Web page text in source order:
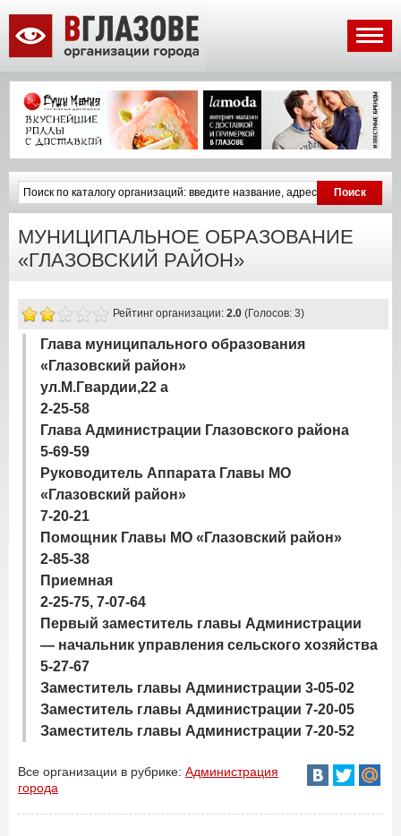
МУНИЦИПАЛЬНОЕ ОБРАЗОВАНИЕ
«ГЛАЗОВСКИЙ РАЙОН»
Рейтинг организации: 2.0 (Голосов: 3)
Глава муниципального образования
«Глазовский район»
ул.М.Гвардии,22 а
2-25-58
Глава Администрации Глазовского района
5-69-59
Руководитель Аппарата Главы МО
«Глазовский район»
7-20-21
Помощник Главы МО «Глазовский район»
2-85-38
Приемная
2-25-75, 7-07-64
Первый заместитель главы Администрации
— начальник управления сельского хозяйства
5-27-67
Заместитель главы Администрации 3-05-02
Заместитель главы Администрации 7-20-05
Заместитель главы Администрации 7-20-52
Все организации в рубрике: Администрация
города